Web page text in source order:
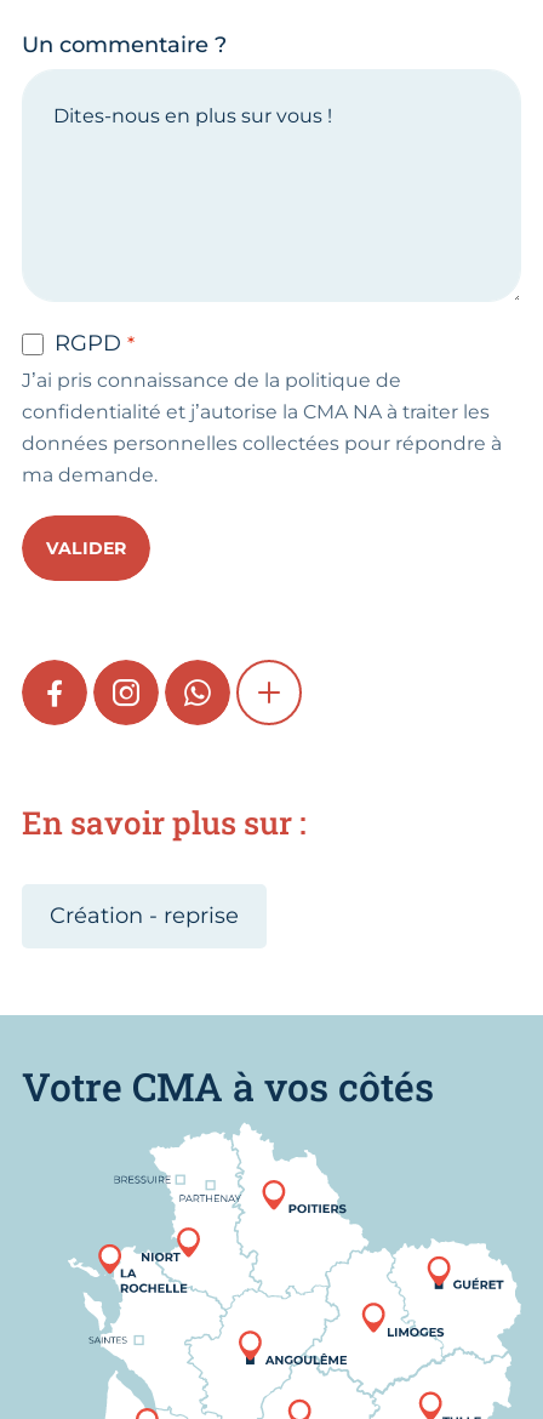
Un commentaire ?
RGPD
J’ai pris connaissance de la politique de
confidentialité et j’autorise la CMA NA à traiter les
données personnelles collectées pour répondre à
ma demande.
VALIDER
FACEBOOKINSTAGRAMWHATSAPPSHOW MORE
En savoir plus sur :
Création - reprise
Votre CMA à vos côtés